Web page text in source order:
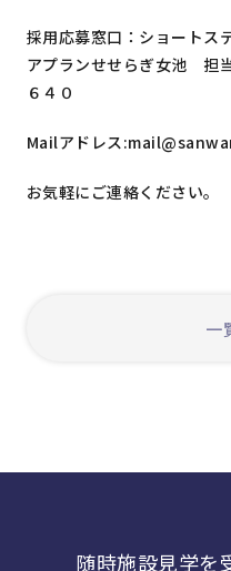
採用応募窓口：ショートス
アプランせせらぎ女池 担
６４０
Mailアドレス
お気軽にご連絡ください。
一
随時施設見学を